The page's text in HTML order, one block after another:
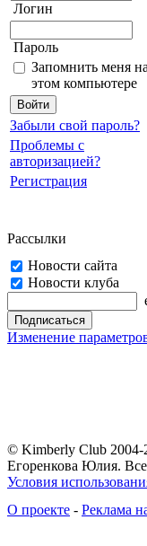
Логин
Пароль
Запомнить меня на
этом компьютере
Забыли свой пароль?
Проблемы с
авторизацией?
Регистрация
Рассылки
Новости сайта
Новости клуба
Изменение
© Kimberly Club 2004-
Егоренкова Юлия.
Условия
О проекте - Реклама